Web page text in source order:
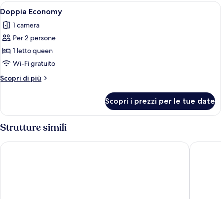
Apri
tutte
le
foto
per
Doppia
Economy
Una camera d'albergo con un letto,
16
Doppia Economy
1 camera
Per 2 persone
1 letto queen
Wi-Fi gratuito
Scopri di più
Altri
Economy
Scopri i prezzi per le tue date
Strutture simili
Sure Hotel by Best Western Nologo New